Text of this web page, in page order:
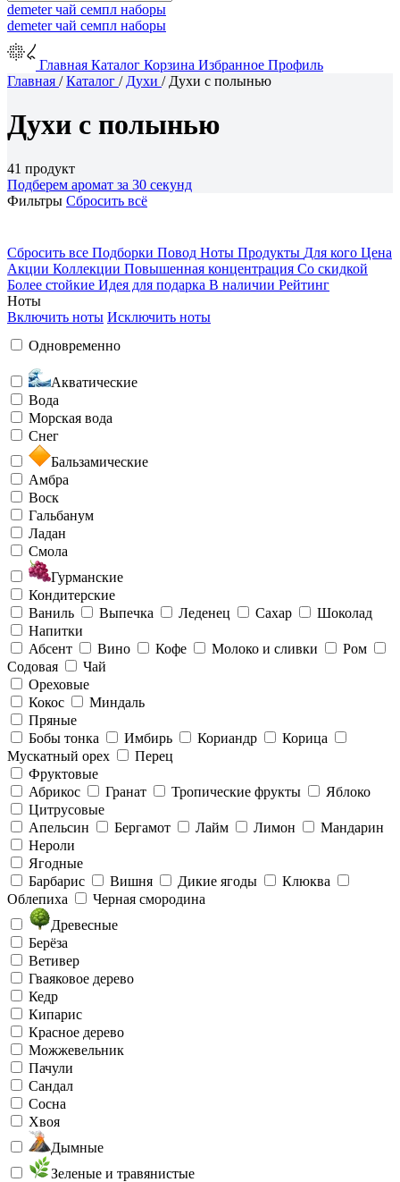
demeterчай семпл наборы
demeterчай семпл наборы
Главная Каталог Корзина Избранное Профиль
Главная /Каталог / Духи / Духи с полынью
Духи с полынью
41 продукт
Подберем аромат за 30 секунд
Фильтры Сбросить всё
Сбросить все Подборки Повод Ноты Продукты Для кого Цена
Акции Коллекции Повышенная концентрация Со скидкой
Более стойкие Идея для подарка В наличии Рейтинг
Ноты
Включить ноты Исключить ноты
Одновременно
Акватические
Вода
Морская вода
Снег
Бальзамические
Амбра
Воск
Гальбанум
Ладан
Смола
Гурманские
Кондитерские
Ваниль
Выпечка Леденец Сахар
Шоколад
Напитки
Абсент
Вино Кофе Молоко и сливки
Ром
Содовая
Чай
Ореховые
Кокос
Миндаль
Пряные
Бобы тонка
Имбирь Кориандр
Корица
Мускатный орех
Перец
Фруктовые
Абрикос
Гранат Тропические фрукты
Яблоко
Цитрусовые
Апельсин
Бергамот Лайм Лимон
Мандарин
Нероли
Ягодные
Барбарис
Вишня Дикие ягоды
Клюква
Облепиха
Черная смородина
Древесные
Берёза
Ветивер
Гваяковое дерево
Кедр
Кипарис
Красное дерево
Можжевельник
Пачули
Сандал
Сосна
Хвоя
Дымные
Зеленые и травянистые